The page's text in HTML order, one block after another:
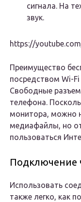
сигнала. На
звук.
https://
Преимущество
посредством Wi-
Свободные
телефона.
монитора, можно
медиафайлы, но
пользоваться
Подключение
Использовать
также легко, как